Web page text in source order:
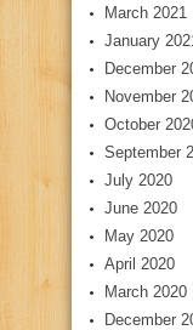
March 2021
January
December
November
October
September
July 2020
June 2020
May 2020
April 2020
March 2020
December